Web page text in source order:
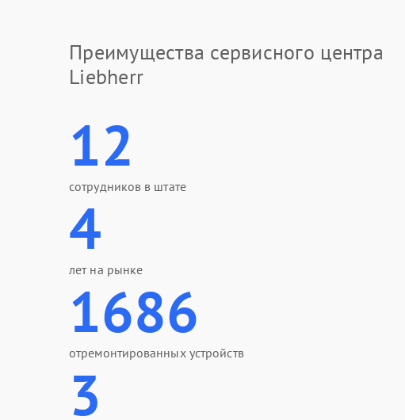
Преимущества сервисного центра
Liebherr
12
сотрудников в штате
4
лет на рынке
1686
отремонтированных устройств
3